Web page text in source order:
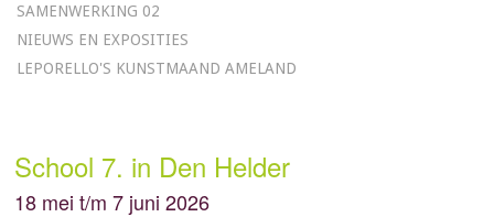
SAMENWERKING 02
NIEUWS EN EXPOSITIES
LEPORELLO'S KUNSTMAAND AMELAND
School 7. in Den Helder
18 mei t/m 7 juni 2026